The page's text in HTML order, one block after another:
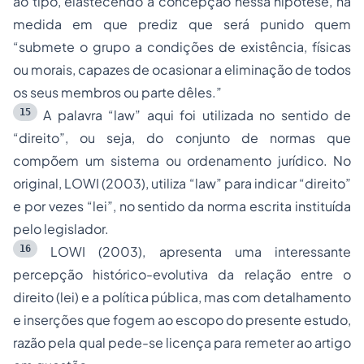
medida em que prediz que será punido quem
“submete o grupo a condições de existência, físicas
ou morais, capazes de ocasionar a eliminaçãode todos
os seus membros ou parte dêles.”
15
A palavra “law” aqui foi utilizada no sentido de
“direito”, ou seja, do conjunto de normas que
compõem um sistema ou ordenamento jurídico. No
original, LOWI (2003), utiliza “law” para indicar “direito”
e por vezes “lei”, no sentido da norma escrita instituída
pelo legislador.
16
LOWI (2003), apresenta uma interessante
percepção histórico-evolutiva da relação entre o
direito (lei) e a política pública, mas com detalhamento
e inserções que fogem ao escopo do presente estudo,
razão pela qual pede-se licença para remeter ao artigo